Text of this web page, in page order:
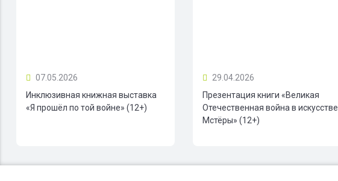
07.05.2026
Инклюзивная книжная выставка
«Я прошёл по той войне» (12+)
29.04.2026
Презентация книги «Великая
Отечественная война в искусстве
Мстёры» (12+)